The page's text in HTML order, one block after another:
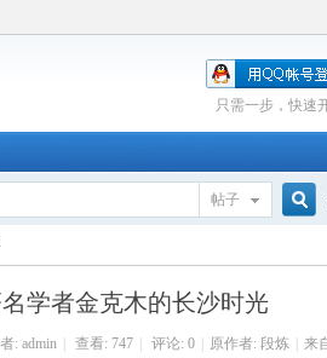
只需一步，快速
帖子
索
学者金克木的长沙时光
: admin 查看: 747 评论: 0 原作者: 段炼 来